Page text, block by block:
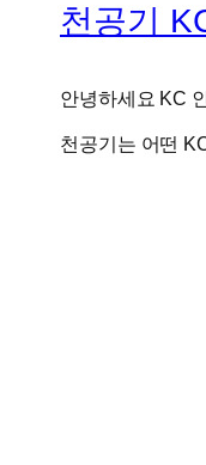
천공기
안녕하세요 KC
천공기는 어떤